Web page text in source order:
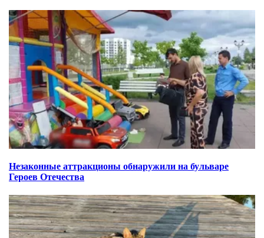
Незаконные аттракционы обнаружили на бульваре
Героев Отечества